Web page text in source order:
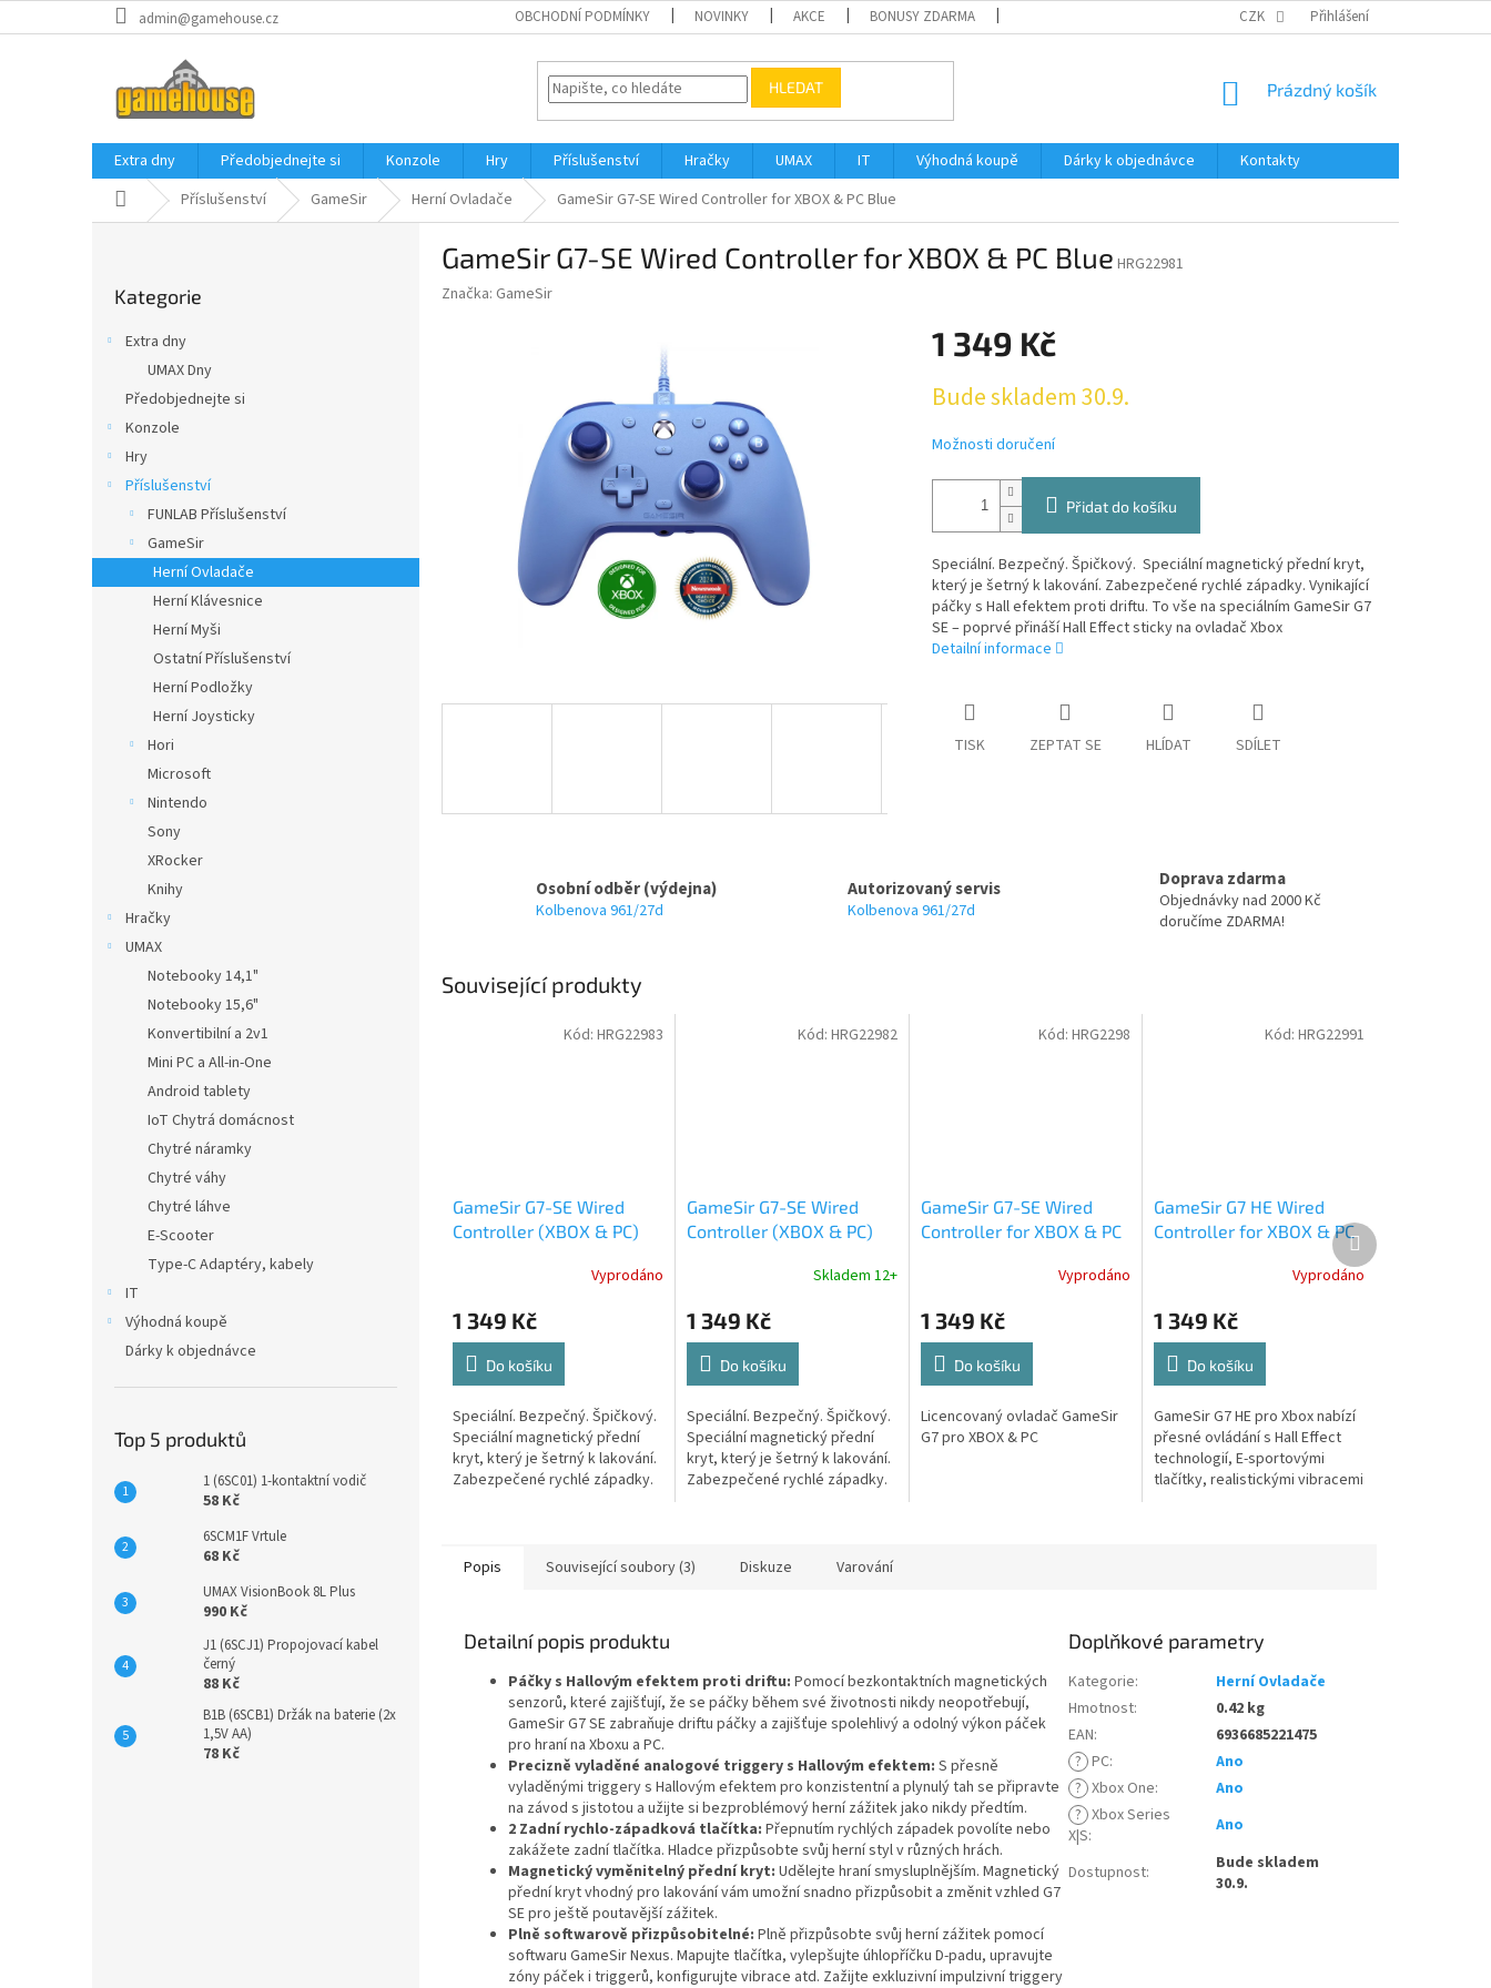
na
admin@gamehouse.cz OBCHODNÍ PODMÍNKY NOVINKY AKCE BONUSY ZDARMA PODMÍNKY OCHRANY OSOBNÍCH ÚDAJŮ
CZK Přihlášení
HLEDAT
NÁKUPNÍ
Prázdný košík
Extra dny Předobjednejte si Konzole Hry Příslušenství Hračky UMAX IT Výhodná koupě Dárky k objednávce
Kontakty
Domů Příslušenství GameSir Herní Ovladače GameSir G7-SE Wired Controller for XBOX & PC Blue
l
kategorie
Kategorie
Extra dny
UMAX Dny
Předobjednejte si
Konzole
Hry
Příslušenství
FUNLAB Příslušenství
GameSir
Herní Ovladače
Herní Klávesnice
Herní Myši
Ostatní Příslušenství
Herní Podložky
Herní Joysticky
Hori
Microsoft
Nintendo
Sony
XRocker
Knihy
Hračky
UMAX
Notebooky 14,1"
Notebooky 15,6"
Konvertibilní a 2v1
Mini PC a All-in-One
Android tablety
IoT Chytrá domácnost
Chytré náramky
Chytré váhy
Chytré láhve
E-Scooter
Type-C Adaptéry, kabely
IT
Výhodná koupě
Dárky k objednávce
Top 5 produktů
1 (6SC01) 1-kontaktní vodič
58 Kč
6SCM1F Vrtule
68 Kč
UMAX VisionBook 8L Plus
990 Kč
J1 (6SCJ1) Propojovací kabel
černý
88 Kč
B1B (6SCB1) Držák na baterie (2x
1,5V AA)
78 Kč
GameSir G7-SE Wired Controller for XBOX & PC Blue HRG22981
Značka: GameSir
1 349 Kč
cena:
Bude skladem 30.9.
Možnosti doručení
Přidat do košíku
Speciální. Bezpečný. Špičkový. Speciální magnetický přední kryt,
který je šetrný k lakování. Zabezpečené rychlé západky. Vynikající
páčky s Hall efektem proti driftu. To vše na speciálním GameSir G7
SE – poprvé přináší Hall Effect sticky na ovladač Xbox
Detailní informace
TISK ZEPTAT SE HLÍDAT SDÍLET
Osobní odběr (výdejna)
Kolbenova 961/27d
Autorizovaný servis
Kolbenova 961/27d
Doprava zdarma
Objednávky nad 2000 Kč
doručíme ZDARMA!
Související produkty
GameSir G7-SE Wired
Controller (XBOX & PC)
Vyprodáno
1 349 Kč
Do košíku
Speciální. Bezpečný. Špičkový.
Speciální magnetický přední
kryt, který je šetrný k lakování.
Zabezpečené rychlé západky.
poprvé přináší Hall Effect sticky
Kód: HRG22983
GameSir G7-SE Wired
Controller (XBOX & PC)
Skladem 12+
1 349 Kč
Do košíku
Speciální. Bezpečný. Špičkový.
Speciální magnetický přední
kryt, který je šetrný k lakování.
Zabezpečené rychlé západky.
poprvé přináší Hall Effect sticky
Kód: HRG22982
GameSir G7-SE Wired
Controller for XBOX & PC
Vyprodáno
1 349 Kč
Do košíku
Licencovaný ovladač GameSir
G7 pro XBOX & PC
Kód:HRG2298
GameSir G7 HE Wired
Controller for XBOX & PC
Vyprodáno
1 349 Kč
Do košíku
GameSir G7 HE pro Xbox nabízí
přesné ovládání s Hall Effect
technologií, E-sportovými
tlačítky, realistickými vibracemi
Kód: HRG22991
Další
produkt
Popis Související soubory (3) Diskuze Varování
Detailní popis produktu
Páčky s Hallovým efektem proti driftu: Pomocí bezkontaktních magnetických
senzorů, které zajišťují, že se páčky během své životnosti nikdy neopotřebují,
GameSir G7 SE zabraňuje driftu páčky a zajišťuje spolehlivý a odolný výkon páček
pro hraní na Xboxu a PC.
Precizně vyladěné analogové triggery s Hallovým efektem: S přesně
vyladěnými triggery s Hallovým efektem pro konzistentní a plynulý tah se připravte
na závod s jistotou a užijte si bezproblémový herní zážitek jako nikdy předtím.
2 Zadní rychlo-západková tlačítka: Přepnutím rychlých západek povolíte nebo
zakážete zadní tlačítka. Hladce přizpůsobte svůj herní styl v různých hrách.
Magnetický vyměnitelný přední kryt: Udělejte hraní smysluplnějším. Magnetický
přední kryt vhodný pro lakování vám umožní snadno přizpůsobit a změnit vzhled G7
SE pro ještě poutavější zážitek.
Plně softwarově přizpůsobitelné: Plně přizpůsobte svůj herní zážitek pomocí
softwaru GameSir Nexus. Mapujte tlačítka, vylepšujte úhlopříčku D-padu, upravujte
zóny páček i triggerů, konfigurujte vibrace atd. Zažijte exkluzivní impulzivní triggery
Doplňkové parametry
Kategorie:
Herní Ovladače
Hmotnost:
0.42 kg
EAN:
6936685221475
? PC:
Ano
? Xbox One:
Ano
? Xbox Series
X|S: Ano
Dostupnost:
Bude skladem
30.9.